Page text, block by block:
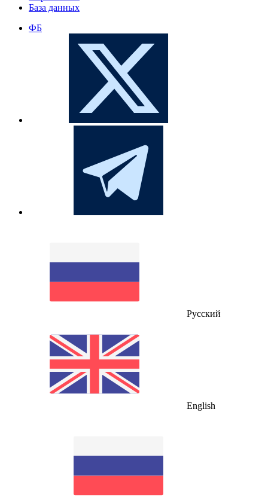
База данных
ФБ
Русский
English